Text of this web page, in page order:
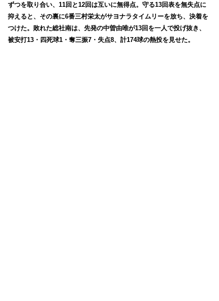
ずつを取り合い、11回と12回は互いに無得点。守る13回表を無失点に
抑えると、その裏に6番三村栄太がサヨナラタイムリーを放ち、決着を
つけた。敗れた総社南は、先発の中曽由唯が13回を一人で投げ抜き、
被安打13・四死球1・奪三振7・失点8、計174球の熱投を見せた。